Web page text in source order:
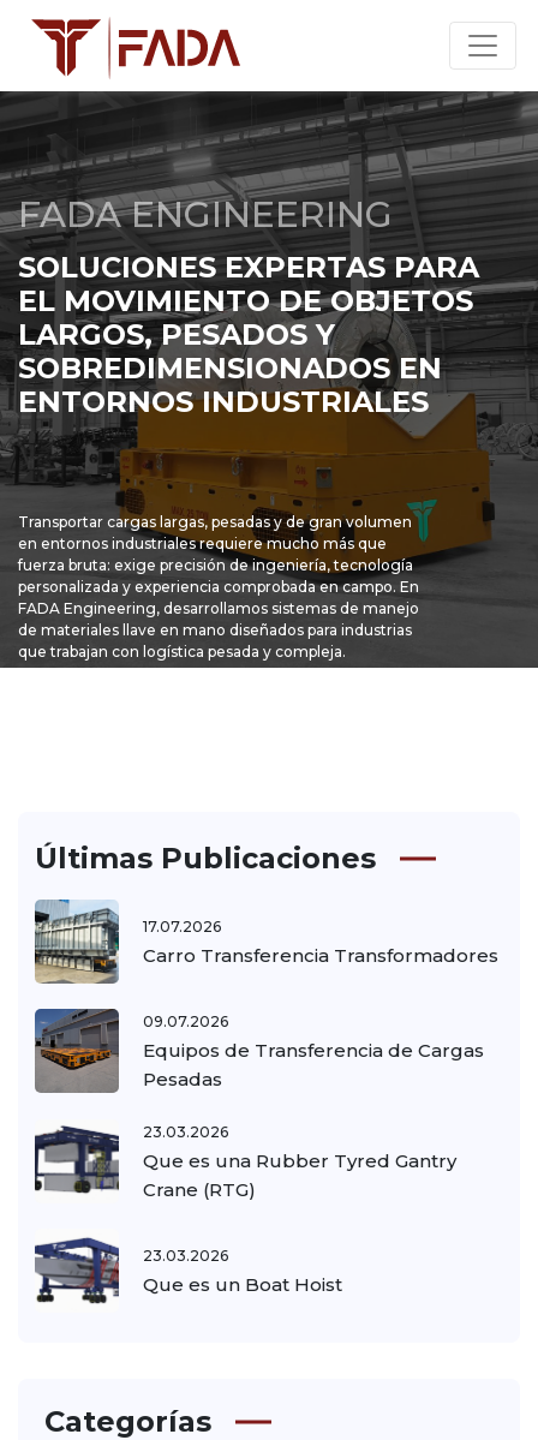
FADA ENGINEERING
SOLUCIONES EXPERTAS PARA
EL MOVIMIENTO DE OBJETOS
LARGOS, PESADOS Y
SOBREDIMENSIONADOS EN
ENTORNOS INDUSTRIALES
Transportar cargas largas, pesadas y de gran volumen
en entornos industriales requiere mucho más que
fuerza bruta: exige precisión de ingeniería, tecnología
personalizada y experiencia comprobada en campo. En
FADA Engineering, desarrollamos sistemas de manejo
de materiales llave en mano diseñados para industrias
que trabajan con logística pesada y compleja.
Últimas Publicaciones
17.07.2026
Carro Transferencia Transformadores
09.07.2026
Equipos de Transferencia de Cargas
Pesadas
23.03.2026
Que es una Rubber Tyred Gantry
Crane (RTG)
23.03.2026
Que es un Boat Hoist
Categorías